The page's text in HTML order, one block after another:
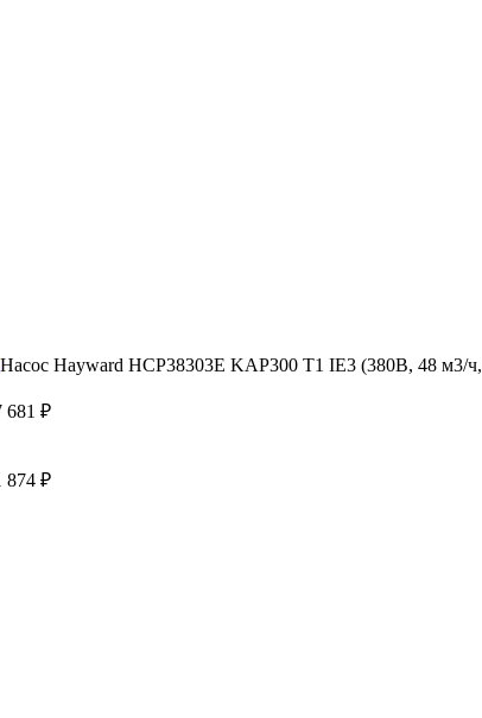
Насос Hayward HCP38303E KAP300 T1 IE3 (380В, 48 м3/
681 ₽
874 ₽